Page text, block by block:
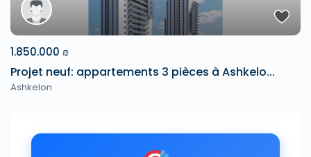
1.850.000 ₪
Projet neuf: appartements 3 pièces à Ashkelo...
Ashkelon